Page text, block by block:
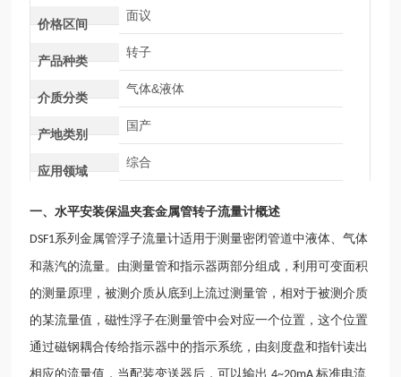
价格区间
面议
产品种类
转子
介质分类
气体&液体
产地类别
国产
应用领域
综合
一、水平安装保温夹套金属管转子流量计概述
DSF1系列金属管浮子流量计适用于测量密闭管道中液体、气体
和蒸汽的流量。由测量管和指示器两部分组成，利用可变面积
的测量原理，被测介质从底到上流过测量管，相对于被测介质
的某流量值，磁性浮子在测量管中会对应一个位置，这个位置
通过磁钢耦合传给指示器中的指示系统，由刻度盘和指针读出
相应的流量值，当配装变送器后，可以输出
标准电流